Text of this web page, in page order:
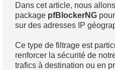
Dans cet article, nous
package pfBlockerNG
sur des adresses IP
Ce type de filtrage est
renforcer la sécurité de
trafics à destination ou en